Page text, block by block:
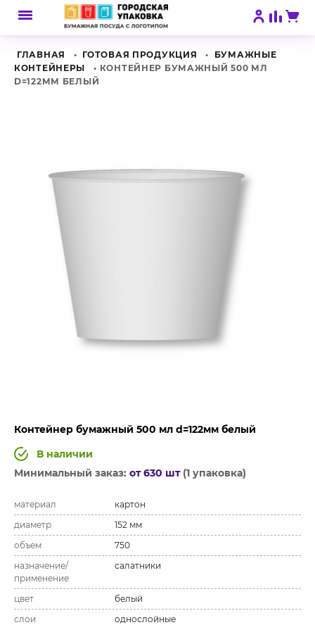
ГЛАВНАЯ ГОТОВАЯ ПРОДУКЦИЯ
БУМАЖНЫЕ
КОНТЕЙНЕРЫ
КОНТЕЙНЕР БУМАЖНЫЙ 500 МЛ
D=122ММ БЕЛЫЙ
Контейнер бумажный 500 мл d=122мм белый
В наличии
Минимальный заказ: от 630 шт(1 упаковка)
материал
картон
диаметр
152 мм
объем
750
назначение/
применение
салатники
цвет
белый
слои
однослойные